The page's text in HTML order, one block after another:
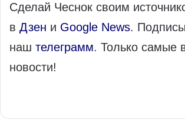
Сделай Чеснок своим
в Дзен и Google News.
наш телеграмм. Только самые
новости!